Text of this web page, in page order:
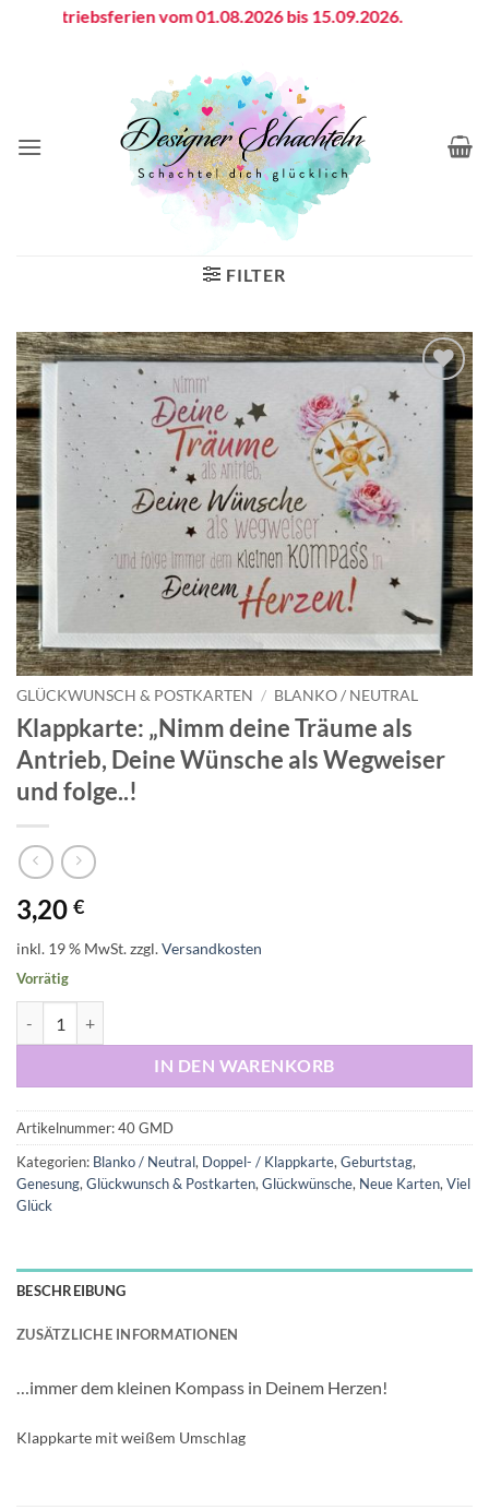
Betriebsferien vom 01.08.2026 bis 15.09.2026.
FILTER
Auf die
Wunschliste
GLÜCKWUNSCH & POSTKARTEN / BLANKO / NEUTRAL
Klappkarte: „Nimm deine Träume als
Antrieb, Deine Wünsche als Wegweiser
und folge..!
3,20 €
inkl. 19 % MwSt.zzgl.Versandkosten
Vorrätig
IN DEN WARENKORB
Artikelnummer:40 GMD
Kategorien: Blanko / Neutral, Doppel- / Klappkarte, Geburtstag,
Genesung, Glückwunsch & Postkarten, Glückwünsche, Neue Karten, Viel
Glück
BESCHREIBUNG
ZUSÄTZLICHE INFORMATIONEN
…immer dem kleinen Kompass in Deinem Herzen!
Klappkarte mit weißem Umschlag